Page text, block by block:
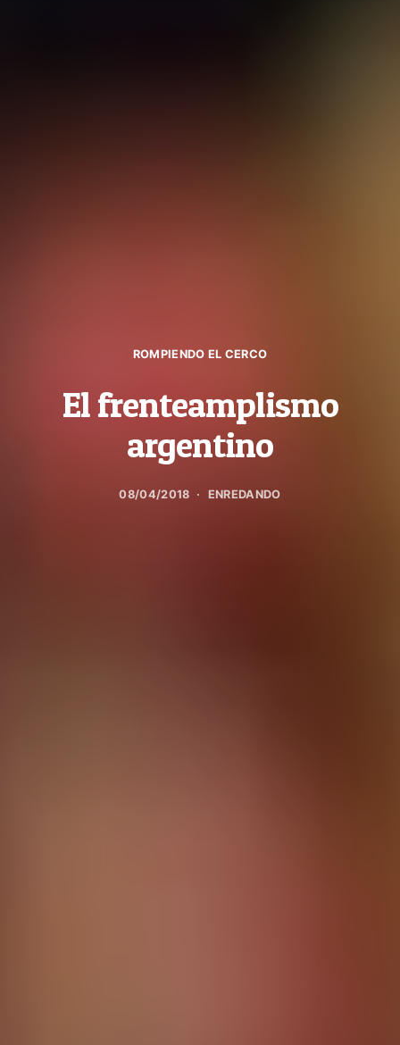
ROMPIENDO EL CERCO
El frenteamplismo
argentino
08/04/2018 ENREDANDO